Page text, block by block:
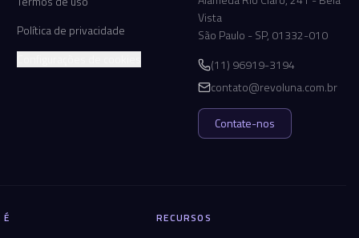
Política de privacidade
Vista
São Paulo - SP, 01332-010
(11) 96919-3194
contato@revoluna.com.br
Contate-nos
RECURSOS